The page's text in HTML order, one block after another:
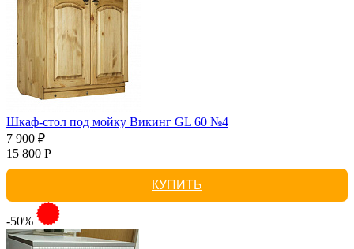
Шкаф-стол под мойку Викинг GL 60 №4
7 900 ₽
15 800 Р
КУПИТЬ
-50%